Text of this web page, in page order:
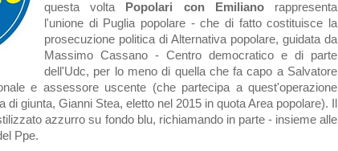
questa volta
Popolari con Emilianorappresenta
l'unione di Puglia popolare - che di fatto costituisce la
prosecuzione politica di Alternativa popolare, guidata da
Massimo Cassano - Centro democratico e di parte
dell'Udc, per lo meno di quella che fa capo a Salvatore
e assessore uscente (che partecipa a quest'operazione
di giunta, Gianni Stea, eletto nel 2015 in quota Area popolare). Il
azzurro su fondo blu, richiamando in parte - insieme alle
Ppe.